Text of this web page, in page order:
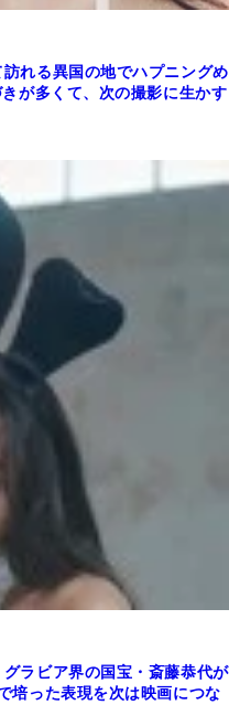
れる異国の地でハプニングめ
が多くて、次の撮影に生かす
ラビア界の国宝・斎藤恭代が
培った表現を次は映画につな